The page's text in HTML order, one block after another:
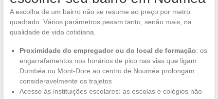
A escolha de um bairro não se resume ao preço por metro
quadrado. Vários parâmetros pesam tanto, senão mais, na
qualidade de vida cotidiana.
Proximidade do empregador ou do local de formação: os
engarrafamentos nos horários de pico nas vias que ligam
Dumbéa ou Mont-Dore ao centro de Nouméa prolongam
consideravelmente os trajetos
Acesso às instituições escolares: as escolas e colégios não